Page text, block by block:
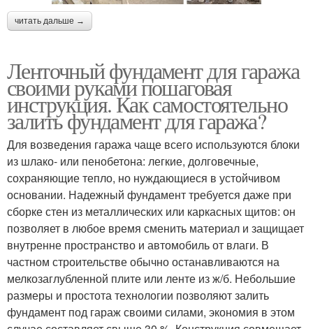
читать дальше →
Ленточный фундамент для гаража
своими руками пошаговая
инструкция. Как самостоятельно
залить фундамент для гаража?
Для возведения гаража чаще всего используются блоки
из шлако- или пенобетона: легкие, долговечные,
сохраняющие тепло, но нуждающиеся в устойчивом
основании. Надежный фундамент требуется даже при
сборке стен из металлических или каркасных щитов: он
позволяет в любое время сменить материал и защищает
внутренне пространство и автомобиль от влаги. В
частном строительстве обычно останавливаются на
мелкозаглубленной плите или ленте из ж/б. Небольшие
размеры и простота технологии позволяют залить
фундамент под гараж своими силами, экономия в этом